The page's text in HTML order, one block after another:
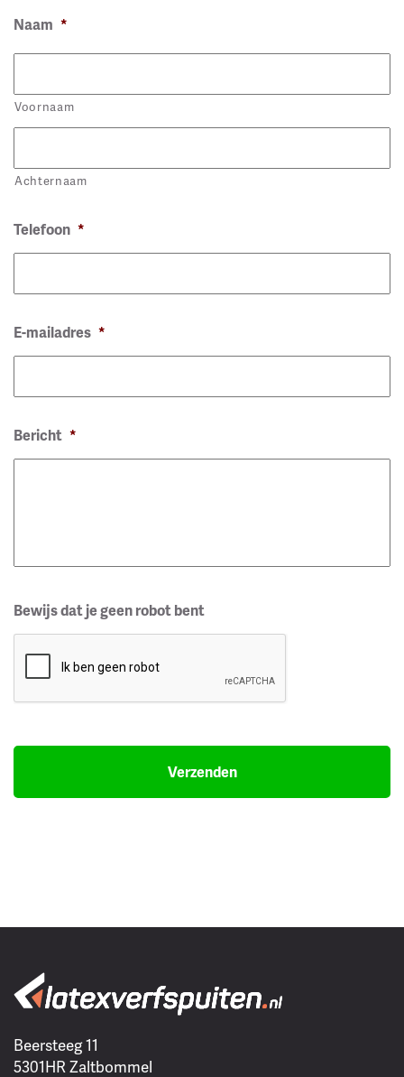
Naam *
Voornaam
Achternaam
Telefoon *
E-mailadres *
Bericht *
Bewijs dat je geen robot bent
Beersteeg 11
5301HR Zaltbommel